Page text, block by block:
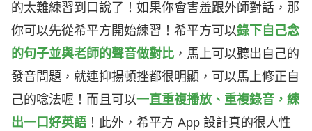
的太難練習到口說了！如果你會害羞跟外師對話，那
你可以先從希平方開始練習！希平方可以錄下自己念
的句子並與老師的聲音做對比 ，馬上可以聽出自己的
發音問題 ，就連抑揚頓挫都很明顯，可以馬上修正自
己的唸法喔！而且可以一直重複播放、重複錄音，練
出一口好英語 ！此外，希平方 App 設計真的很人性